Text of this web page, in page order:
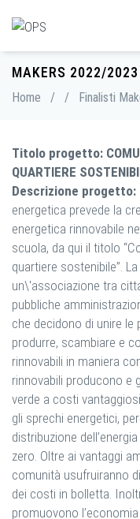
MAKERS 2022/2023
Home / / Finalisti
Titolo progetto:
QUARTIERE
Descrizione progetto:
energetica prevede la
energetica rinnovabile
scuola, da qui il titolo
quartiere sostenibile”.
un\'associazione tra
pubbliche
che decidono di unire
produrre, scambiare e
rinnovabili in maniera
rinnovabili producono e
verde a costi
gli sprechi energetici,
distribuzione
zero. Oltre ai vantaggi
comunità usufruiranno
dei costi in bolletta.
promuovono